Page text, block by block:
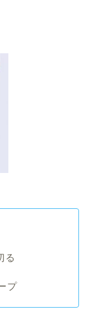
る
プ